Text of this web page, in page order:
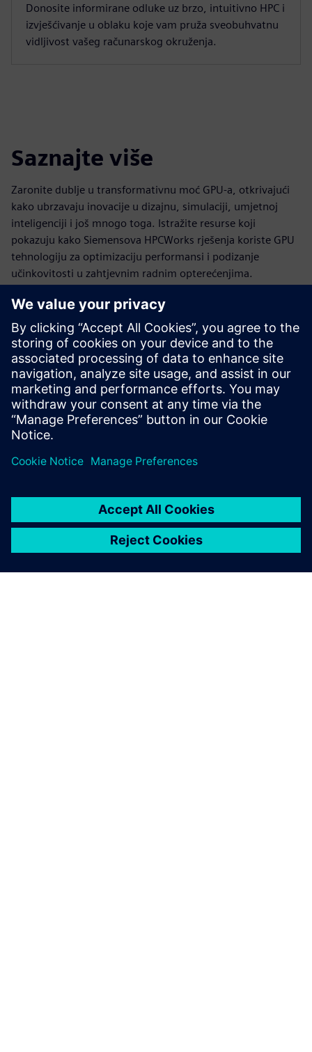
Donosite informirane odluke uz brzo, intuitivno HPC i
izvješćivanje u oblaku koje vam pruža sveobuhvatnu
vidljivost vašeg računarskog okruženja.
Saznajte više
Zaronite dublje u transformativnu moć GPU-a, otkrivajući
kako ubrzavaju inovacije u dizajnu, simulaciji, umjetnoj
inteligenciji i još mnogo toga. Istražite resurse koji
pokazuju kako Siemensova HPCWorks rješenja koriste GPU
tehnologiju za optimizaciju performansi i podizanje
učinkovitosti u zahtjevnim radnim opterećenjima.
HPCWorks PBS Professional za
NVIDIA DGX sustave
Računanje ubrzano GPU-om s orkestracijom radnog
opterećenja napravljeno za zahtjeve HPC-a, AI i analitike.
Vidi više